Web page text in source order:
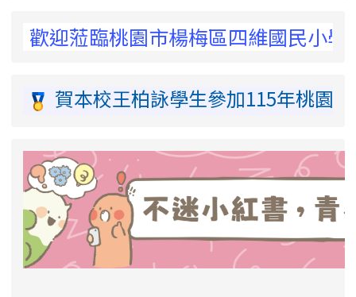
歡迎蒞臨桃園市楊梅區四維國民小
賀本校王柏詠學生參加115年桃園